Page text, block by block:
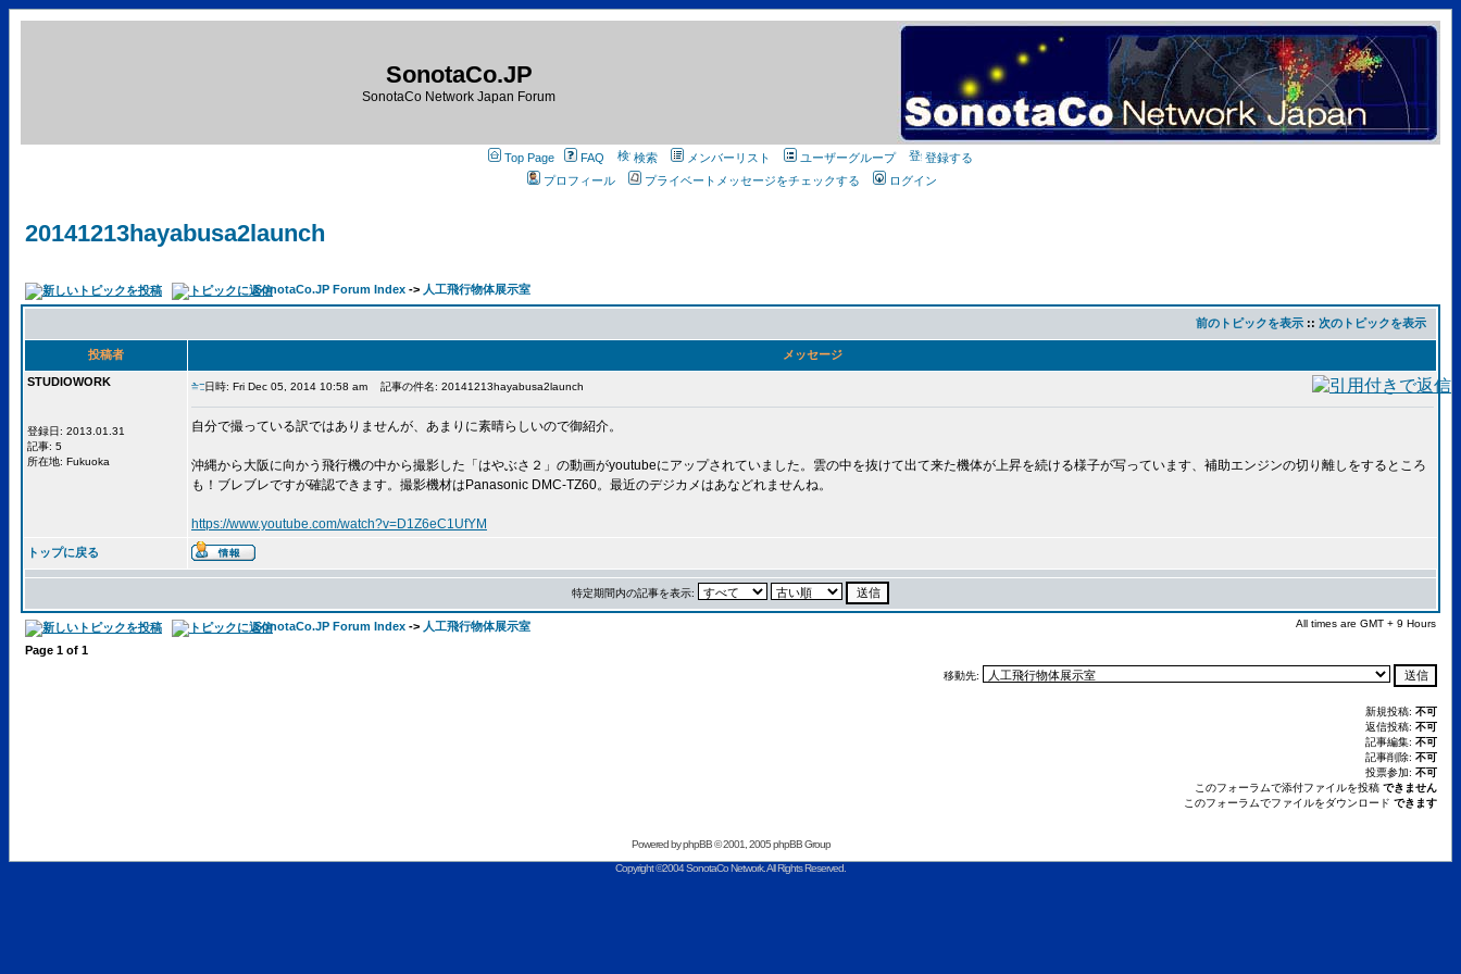
SonotaCo.JP
SonotaCo Network Japan Forum
Top Page FAQ 検索 メンバーリスト ユーザーグループ
登録する
プロフィール
プライベートメッセージをチェックする ログイン
20141213hayabusa2launch
SonotaCo.JP Forum Index -> 人工飛行物体展示室
前のトピックを表示 :: 次のトピックを表示
投稿者 メッセージ
STUDIOWORK
登録日: 2013.01.31
記事: 5
所在地: Fukuoka
日時: Fri Dec 05, 2014 10:58 am 記事の件名: 20141213hayabusa2launch
自分で撮っている訳ではありませんが、あまりに素晴らしいので御紹介。
沖縄から大阪に向かう飛行機の中から撮影した「はやぶさ２」の動画がyoutubeにアップされていました。雲の中を抜けて出て来た機体が上昇を続ける様子が写っています、補助エンジンの切り離しをするところ
も！ブレブレですが確認できます。撮影機材はPanasonic DMC-TZ60。最近のデジカメはあなどれませんね。
https://www.youtube.com/watch?v=D1Z6eC1UfYM
トップに戻る
特定期間内の記事を表示:
SonotaCo.JP Forum Index -> 人工飛行物体展示室 All times are GMT + 9 Hours
Page 1 of 1
移動先:
新規投稿: 不可
返信投稿: 不可
記事編集: 不可
記事削除: 不可
投票参加: 不可
このフォーラムで添付ファイルを投稿 できません
このフォーラムでファイルをダウンロード できます
Powered byphpBB© 2001, 2005 phpBB Group
Copyright ©2004 SonotaCo Network. All Rights Reserved.